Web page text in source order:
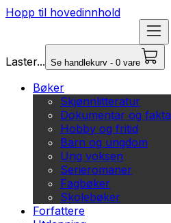
Hopp til hovedinnhold
Laster... Se handlekurv - 0 vare
Bøker
Skjønnlitteratur
Dokumentar og fakta
Hobby og fritid
Barn og ungdom
Ung voksen
Serieromaner
Fagbøker
Skolebøker
Forfattere